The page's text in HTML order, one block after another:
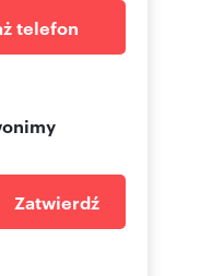
telefon
Zatwierdź